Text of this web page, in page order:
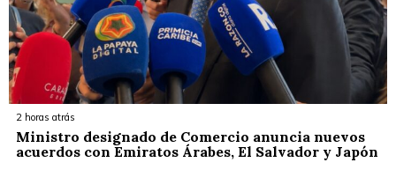
2 horas atrás
Ministro designado de Comercio anuncia nuevos
acuerdos con Emiratos Árabes, El Salvador y Japón